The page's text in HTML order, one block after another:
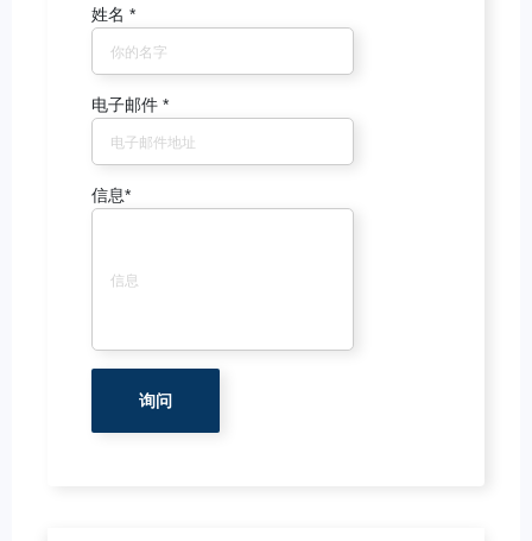
姓名 *
电子邮件 *
信息*